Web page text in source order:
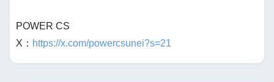
POWER CS
X： https://x.com/powercsunei?s=21